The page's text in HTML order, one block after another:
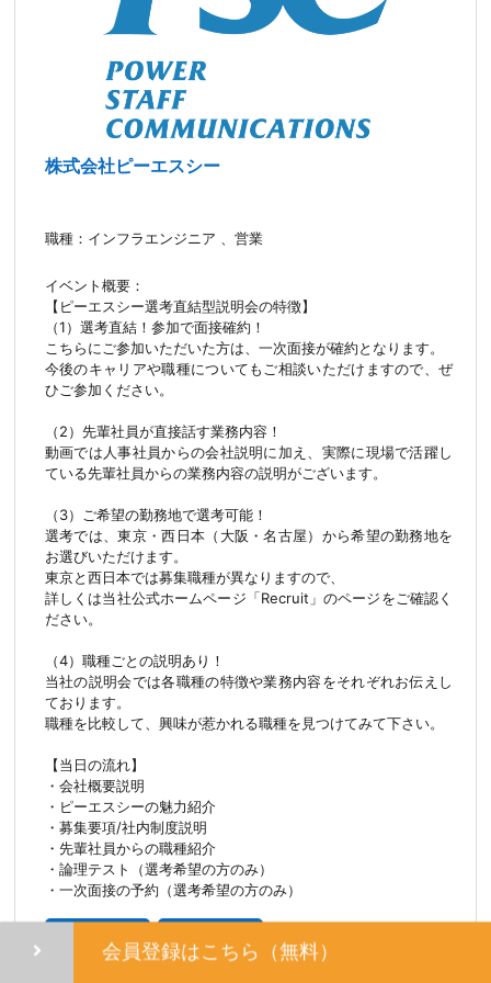
株式会社ピーエスシー
職種：インフラエンジニア 、営業
イベント概要：
【ピーエスシー選考直結型説明会の特徴】
（1）選考直結！参加で面接確約！
こちらにご参加いただいた方は、一次面接が確約となります。
今後のキャリアや職種についてもご相談いただけますので、ぜ
ひご参加ください。
（2）先輩社員が直接話す業務内容！
動画では人事社員からの会社説明に加え、実際に現場で活躍し
ている先輩社員からの業務内容の説明がございます。
（3）ご希望の勤務地で選考可能！
選考では、東京・西日本（大阪・名古屋）から希望の勤務地を
お選びいただけます。
東京と西日本では募集職種が異なりますので、
詳しくは当社公式ホームページ「Recruit」のページをご確認く
ださい。
（4）職種ごとの説明あり！
当社の説明会では各職種の特徴や業務内容をそれぞれお伝えし
ております。
職種を比較して、興味が惹かれる職種を見つけてみて下さい。
【当日の流れ】
・会社概要説明
・ピーエスシーの魅力紹介
・募集要項/社内制度説明
・先輩社員からの職種紹介
・論理テスト（選考希望の方のみ）
・一次面接の予約（選考希望の方のみ）
会員登録はこちら（無料）